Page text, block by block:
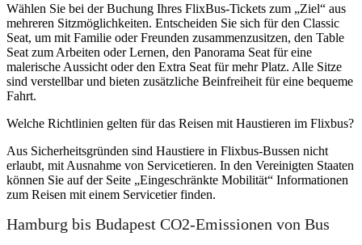
Wählen Sie bei der Buchung Ihres FlixBus-Tickets zum „Ziel“ aus
mehreren Sitzmöglichkeiten. Entscheiden Sie sich für den Classic
Seat, um mit Familie oder Freunden zusammenzusitzen, den Table
Seat zum Arbeiten oder Lernen, den Panorama Seat für eine
malerische Aussicht oder den Extra Seat für mehr Platz. Alle Sitze
sind verstellbar und bieten zusätzliche Beinfreiheit für eine bequeme
Fahrt.
Welche Richtlinien gelten für das Reisen mit Haustieren im Flixbus?
Aus Sicherheitsgründen sind Haustiere in Flixbus-Bussen nicht
erlaubt, mit Ausnahme von Servicetieren. In den Vereinigten Staaten
können Sie auf der Seite „Eingeschränkte Mobilität“ Informationen
zum Reisen mit einem Servicetier finden.
Hamburg bis Budapest CO2-Emissionen von Bus